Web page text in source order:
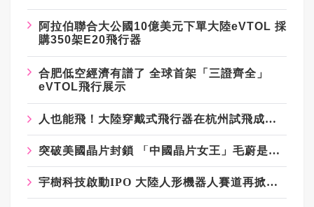
阿拉伯聯合大公國10億美元下單大陸eVTOL 採
購350架E20飛行器
合肥低空經濟有譜了 全球首架「三證齊全」
eVTOL飛行展示
人也能飛！大陸穿戴式飛行器在杭州試飛成功 預計明年上市
突破美國晶片封鎖 「中國晶片女王」毛蔚是幕後功臣
宇樹科技啟動IPO 大陸人形機器人賽道再掀資本熱潮